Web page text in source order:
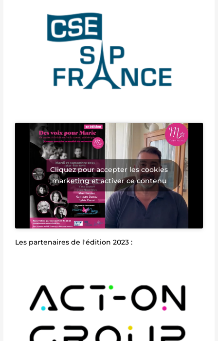
Cliquez pour accepter les cookies
marketing et activer ce contenu
Les partenaires de l'édition 2023 :